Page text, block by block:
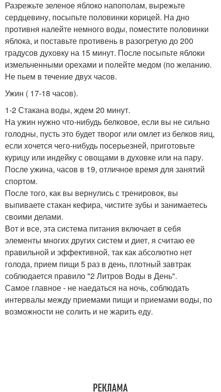
Разрежьте зеленое яблоко напополам, вырежьте
сердцевину, посыпьте половинки корицей. На дно
противня налейте немного воды, поместите половинки
яблока, и поставьте противень в разогретую до 200
градусов духовку на 15 минут. После посыпьте яблоки
измельченными орехами и полейте медом (по желанию.
Не пьем в течение двух часов.
Ужин ( 17-18 часов).
1-2 Стакана воды, ждем 20 минут.
На ужин нужно что-нибудь белковое, если вы не сильно
голодны, пусть это будет творог или омлет из белков яиц,
если хочется чего-нибудь посерьезней, приготовьте
курицу или индейку с овощами в духовке или на пару.
После ужина, часов в 19, отличное время для занятий
спортом.
После того, как вы вернулись с тренировок, вы
выпиваете стакан кефира, чистите зубы и занимаетесь
своими делами.
Вот и все, эта система питания включает в себя
элементы многих других систем и диет, я считаю ее
правильной и эффективной, так как абсолютно нет
голода, прием пищи 5 раз в день, плотный завтрак
соблюдается правило "2 Литров Воды в День".
Самое главное - не наедаться на ночь, соблюдать
интервалы между приемами пищи и приемами воды, по
возможности не солить и не жарить еду.